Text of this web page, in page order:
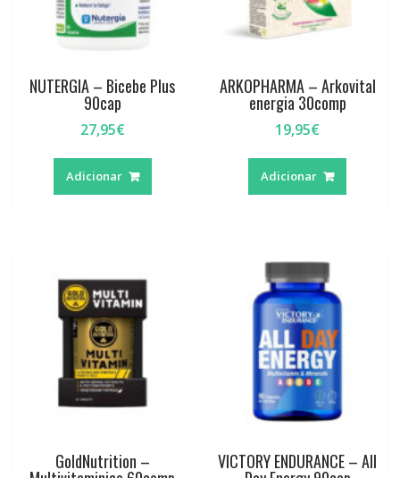
NUTERGIA – Bicebe Plus
90cap
27,95€
Adicionar
ARKOPHARMA – Arkovital
energia 30comp
19,95€
Adicionar
GoldNutrition – VICTORY ENDURANCE – All